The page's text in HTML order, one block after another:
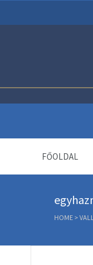
FŐOLDAL
HOME >